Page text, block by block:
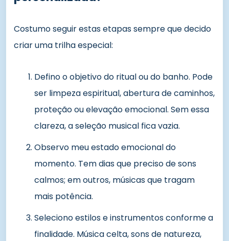
Costumo seguir estas etapas sempre que decido
criar uma trilha especial:
Defino o objetivo do ritual ou do banho. Pode
ser limpeza espiritual, abertura de caminhos,
proteção ou elevação emocional. Sem essa
clareza, a seleção musical fica vazia.
Observo meu estado emocional do
momento. Tem dias que preciso de sons
calmos; em outros, músicas que tragam
mais potência.
Seleciono estilos e instrumentos conforme a
finalidade. Música celta, sons de natureza,